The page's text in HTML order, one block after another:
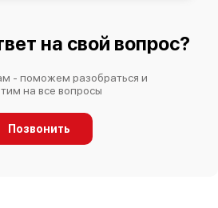
на свой вопрос?
- поможем разобраться и
на все вопросы
Позвонить